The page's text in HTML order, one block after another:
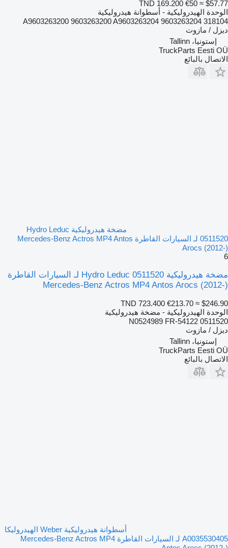
TND 169.200 €50 ≈ $57.77
الوحدة الهيدروليكية - أسطوانة هيدروليكية
318104 A9603263200 9603263200 A9603263204 9603263204
ديزل / مازوت
إستونيا، Tallinn
TruckParts Eesti OÜ
الاتصال بالبائع
مضخة هيدروليكية Hydro Leduc
0511520 لـ السيارات القاطرة Mercedes-Benz Actros MP4 Antos
Arocs (2012-)
6
مضخة هيدروليكية Hydro Leduc 0511520 لـ السيارات القاطرة
Mercedes-Benz Actros MP4 Antos Arocs (2012-)
TND 723.400 €213.70 ≈ $246.90
الوحدة الهيدروليكية - مضخة هيدروليكية
0511520 N0524989 FR-54122
ديزل / مازوت
إستونيا، Tallinn
TruckParts Eesti OÜ
الاتصال بالبائع
أسطوانة هيدروليكية Weber الهيدروليكا
A0035530405 لـ السيارات القاطرة Mercedes-Benz Actros MP4